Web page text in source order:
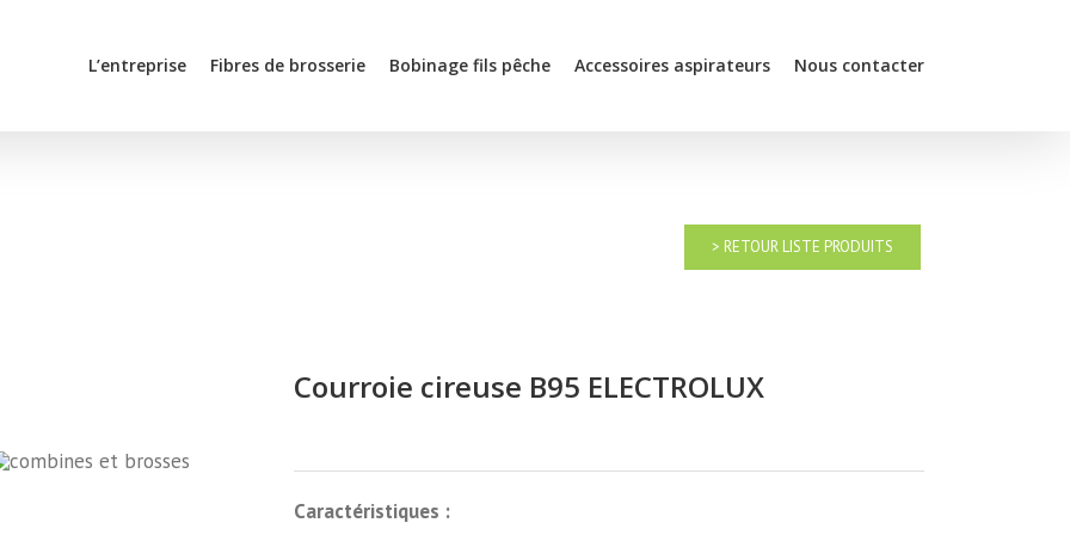
L’entreprise Fibres de brosserie Bobinage fils pêche Accessoires aspirateurs Nous contacter
> RETOUR LISTE PRODUITS
Courroie cireuse B95 ELECTROLUX
Caractéristiques :